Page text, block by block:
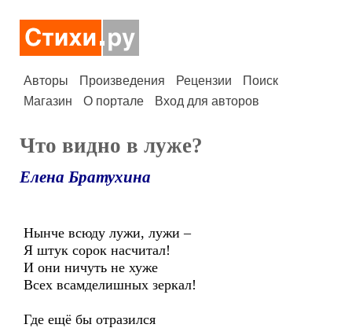
Авторы Произведения Рецензии
Поиск
Магазин
О портале Вход для авторов
Что видно в луже?
Елена Братухина
Нынче всюду лужи, лужи –
Я штук сорок насчитал!
И они ничуть не хуже
Всех всамделишных зеркал!
Где ещё бы отразился